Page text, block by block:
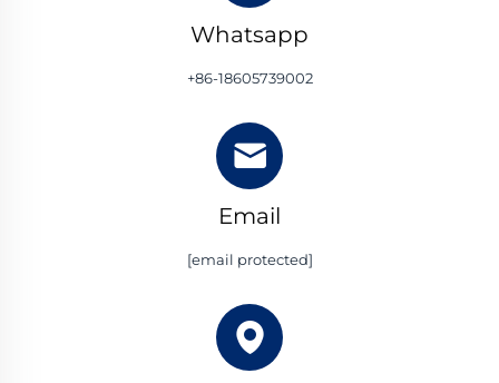
Whatsapp
+86-18605739002
Email
[email protected]